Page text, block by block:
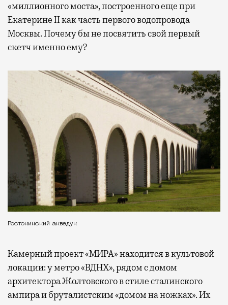
«миллионного моста», построенного еще при
Екатерине II как часть первого водопровода
Москвы. Почему бы не посвятить свой первый
скетч именно ему?
Ростокинский акведук
Камерный проект «МИРА» находится в культовой
локации: у метро «ВДНХ», рядом с домом
архитектора Жолтовского в стиле сталинского
ампира и бруталистским «домом на ножках». Их